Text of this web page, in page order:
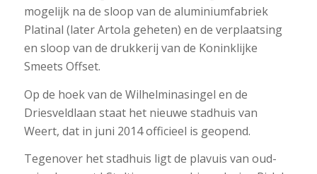
mogelijk na de sloop van de aluminiumfabriek
Platinal (later Artola geheten) en de verplaatsing
en sloop van de drukkerij van de Koninklijke
Smeets Offset.
Op de hoek van de Wilhelminasingel en de
Driesveldlaan staat het nieuwe stadhuis van
Weert, dat in juni 2014 officieel is geopend.
Tegenover het stadhuis ligt de plavuis van oud-